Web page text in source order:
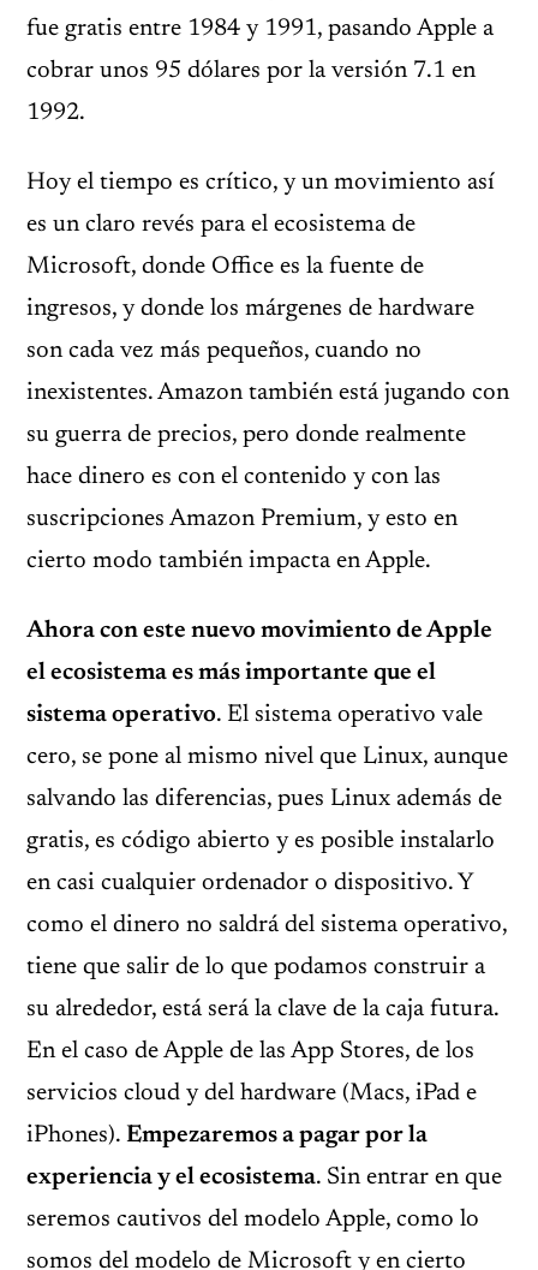
fue gratis entre 1984 y 1991, pasando Apple a
cobrar unos 95 dólares por la versión 7.1 en
1992.
Hoy el tiempo es crítico, y un movimiento así
es un claro revés para el ecosistema de
Microsoft, donde Office es la fuente de
ingresos, y donde los márgenes de hardware
son cada vez más pequeños, cuando no
inexistentes. Amazon también está jugando con
su guerra de precios, pero donde realmente
hace dinero es con el contenido y con las
suscripciones Amazon Premium, y esto en
cierto modo también impacta en Apple.
Ahora con este nuevo movimiento de Apple
el ecosistema es más importante que el
sistema operativo. El sistema operativo vale
cero, se pone al mismo nivel que Linux, aunque
salvando las diferencias, pues Linux además de
gratis, es código abierto y es posible instalarlo
en casi cualquier ordenador o dispositivo. Y
como el dinero no saldrá del sistema operativo,
tiene que salir de lo que podamos construir a
su alrededor, está será la clave de la caja futura.
En el caso de Apple de las App Stores, de los
servicios cloud y del hardware (Macs, iPad e
iPhones). Empezaremos a pagar por la
experiencia y el ecosistema. Sin entrar en que
seremos cautivos del modelo Apple, como lo
somos del modelo de Microsoft y en cierto